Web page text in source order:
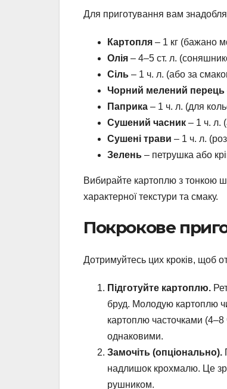
Для приготування вам
Картопля – 1 кг (бажано
Олія – 4–5 ст. л.
Сіль – 1 ч. л. (або за
Чорний мелений перець
Паприка – 1 ч. л. (для
Сушений часник – 1 ч. л.
Сушені трави – 1 ч. л.
Зелень – петрушка або
Вибирайте картоплю з тонкою
характерної текстури та смаку.
Покрокове
Дотримуйтесь цих кроків, щоб
Підготуйте картоплю.
бруд. Молодую картоплю
картоплю часточками
однаковими.
Замочіть (опціонально).
надлишок крохмалю. Це
рушником.